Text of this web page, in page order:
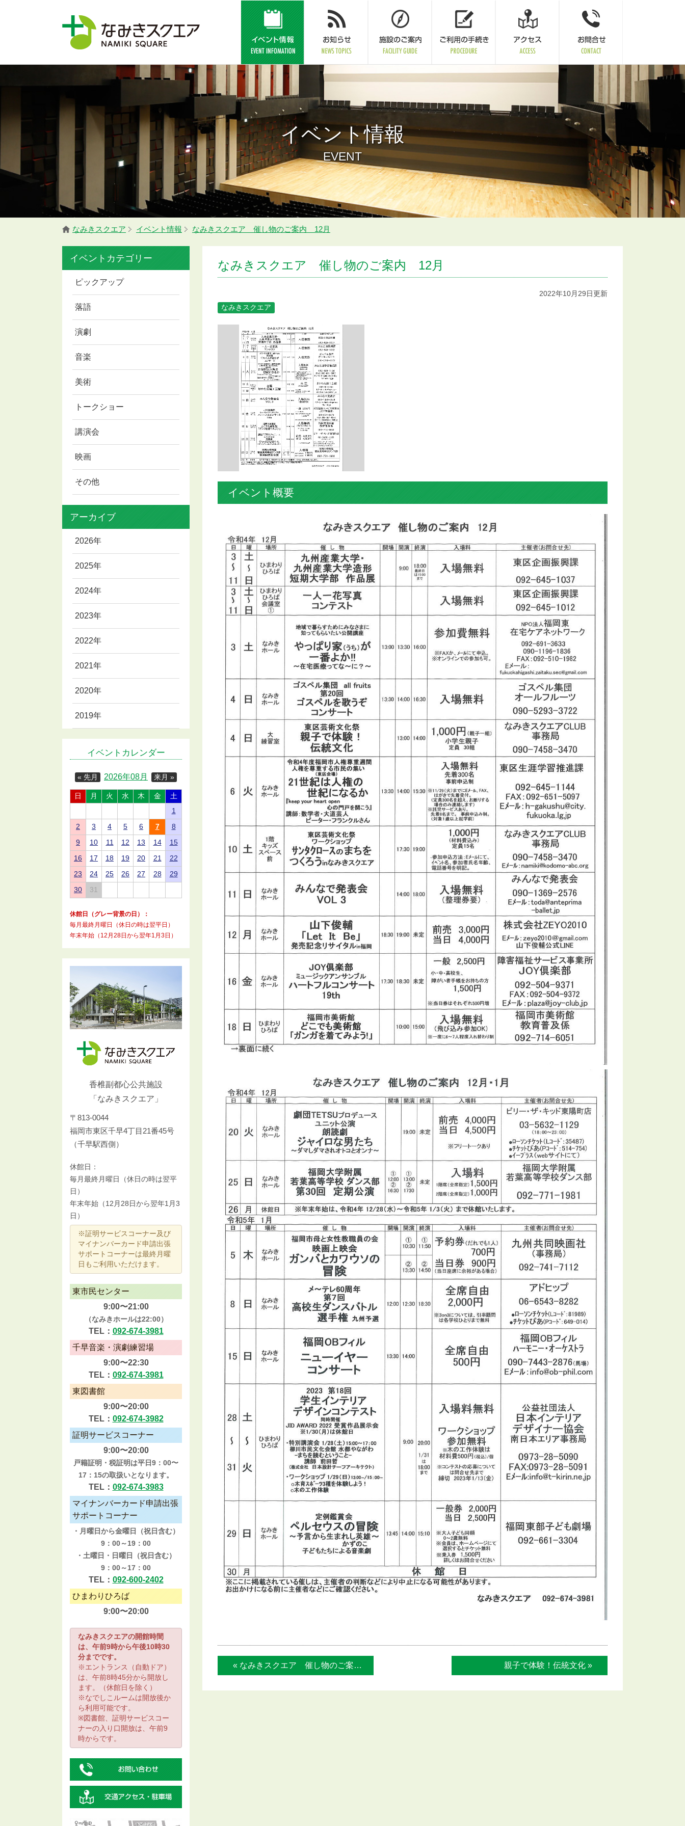
イベント情報
EVENT
なみきスクエア イベント情報 なみきスクエア 催し物のご案内 12月
なみきスクエア 催し物のご案内 12月
2022年10月29日更新
なみきスクエア
イベント概要
« なみきスクエア 催し物のご案内 11月 親子で体験！伝統文化 »
イベントカテゴリー
ピックアップ
落語
演劇
音楽
美術
トークショー
講演会
映画
その他
アーカイブ
2026年
2025年
2024年
2023年
2022年
2021年
2020年
2019年
イベントカレンダー
« 先月 来月 »
2026年08月
日 月 火 水 木 金
土
1
2 3 4 5 6 7 8
9 10 11 12 13 14 15
16 17 18 19 20 21 22
23 24 25 26 27 28 29
30 31
休館日（グレー背景の日）：
毎月最終月曜日（休日の時は翌平日）
年末年始（12月28日から翌年1月3日）
香椎副都心公共施設
「なみきスクエア」
〒813-0044
福岡市東区千早4丁目21番45号
（千早駅西側）
休館日：
毎月最終月曜日（休日の時は翌平
日）
年末年始（12月28日から翌年1月3
日）
※証明サービスコーナー及び
マイナンバーカード申請出張
サポートコーナーは最終月曜
日もご利用いただけます。
東市民センター
9:00〜21:00
（なみきホールは22:00）
TEL： 092-674-3981
千早音楽・演劇練習場
9:00〜22:30
TEL： 092-674-3981
東図書館
9:00〜20:00
TEL： 092-674-3982
証明サービスコーナー
9:00〜20:00
戸籍証明・税証明は平日9：00〜
17：15の取扱いとなります。
TEL： 092-674-3983
マイナンバーカード申請出張
サポートコーナー
・月曜日から金曜日（祝日含む）
9：00～19：00
・土曜日・日曜日（祝日含む）
9：00～17：00
TEL： 092-600-2402
ひまわりひろば
9:00〜20:00
なみきスクエアの開館時間
は、午前9時から午後10時30
分までです。
※エントランス（自動ドア）
は、午前8時45分から開放し
ます。（休館日を除く）
※なでしこルームは開放後か
ら利用可能です。
※図書館、証明サービスコー
ナーの入り口開放は、午前9
時からです。